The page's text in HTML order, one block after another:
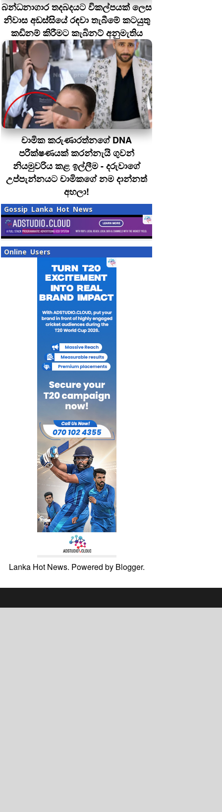
බන්ධනාගාර තදබදයට විකල්පයක් ලෙස
නිවාස අඩස්සියේ රඳවා තැබීමේ කටයුතු
කඩිනම් කිරීමට කැබිනට් අනුමැතිය
චාමික කරුණාරත්නගේ DNA
පරීක්ෂණයක් කරන්නැයි ගුවන්
නියමුවරිය කළ ඉල්ලීම - දරුවාගේ
උප්පැන්නයට චාමිකගේ නම දාන්නත්
අහලා!
Gossip Lanka Hot News
Online Users
Lanka Hot News. Powered by Blogger.